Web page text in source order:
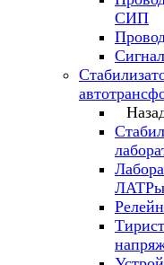
СИП
ЛАТРы